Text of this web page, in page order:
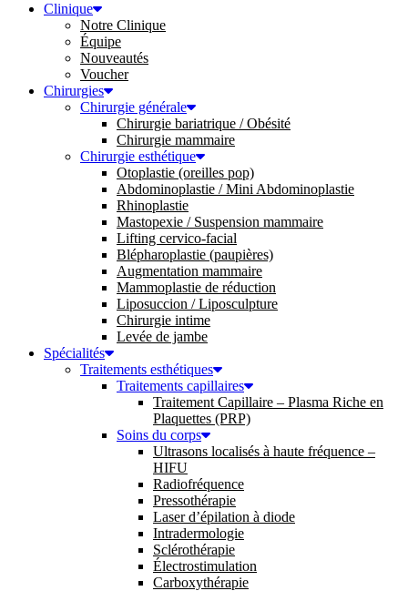
Clinique
Notre Clinique
Équipe
Nouveautés
Voucher
Chirurgies
Chirurgie générale
Chirurgie bariatrique / Obésité
Chirurgie mammaire
Chirurgie esthétique
Otoplastie (oreilles pop)
Abdominoplastie / Mini Abdominoplastie
Rhinoplastie
Mastopexie / Suspension mammaire
Lifting cervico-facial
Blépharoplastie (paupières)
Augmentation mammaire
Mammoplastie de réduction
Liposuccion / Liposculpture
Chirurgie intime
Levée de jambe
Spécialités
Traitements esthétiques
Traitements capillaires
Traitement Capillaire – Plasma Riche en
Plaquettes (PRP)
Soins du corps
Ultrasons localisés à haute fréquence –
HIFU
Radiofréquence
Pressothérapie
Laser d’épilation à diode
Intradermologie
Sclérothérapie
Électrostimulation
Carboxythérapie